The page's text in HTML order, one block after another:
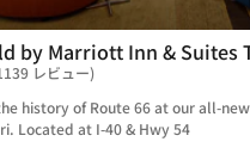
by Marriott Inn & Suites
レビュー)
history of Route 66 at our all-
Located at I-40 & Hwy 54